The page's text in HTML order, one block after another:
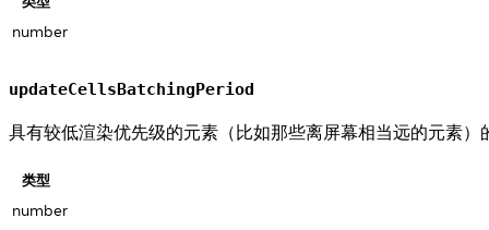
number
updateCellsBatchingPeriod
具有较低渲染优先级的元素（比如那些离屏幕相当远的元素
类型
number